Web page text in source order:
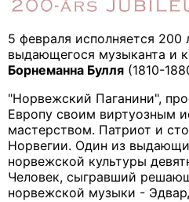
5 февраля исполняется
выдающегося музыканта и
Борнеманна Булля (1810-
"Норвежский Паганини",
Европу своим виртуозным
мастерством. Патриот и
Норвегии. Один из
норвежской культуры
Человек, сыгравший
норвежской музыки -